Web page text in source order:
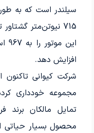
715 نیوتن‌متر
افزایش دهد.
شرکت کیوانی
مجموعه خودداری
تمایل مالکان برند
محصول بسیار حیاتی